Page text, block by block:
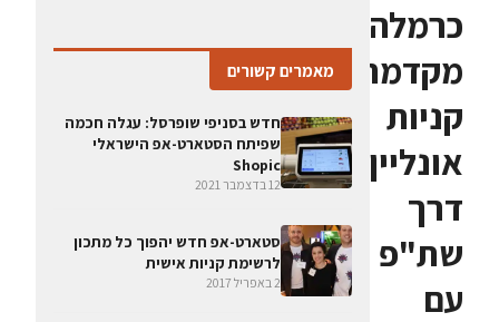
כרמלה
מקדמת
קניות
אונליין
דרך
שת"פ
עם
מאמרים קשורים
חדש בסניפי שופרסל: עגלה חכמה
שפיתח הסטארט-אפ הישראלי
Shopic
12 בדצמבר 2021
סטארט-אפ חדש יהפוך כל מתכון
לרשימת קניות אישית
2 באפריל 2017